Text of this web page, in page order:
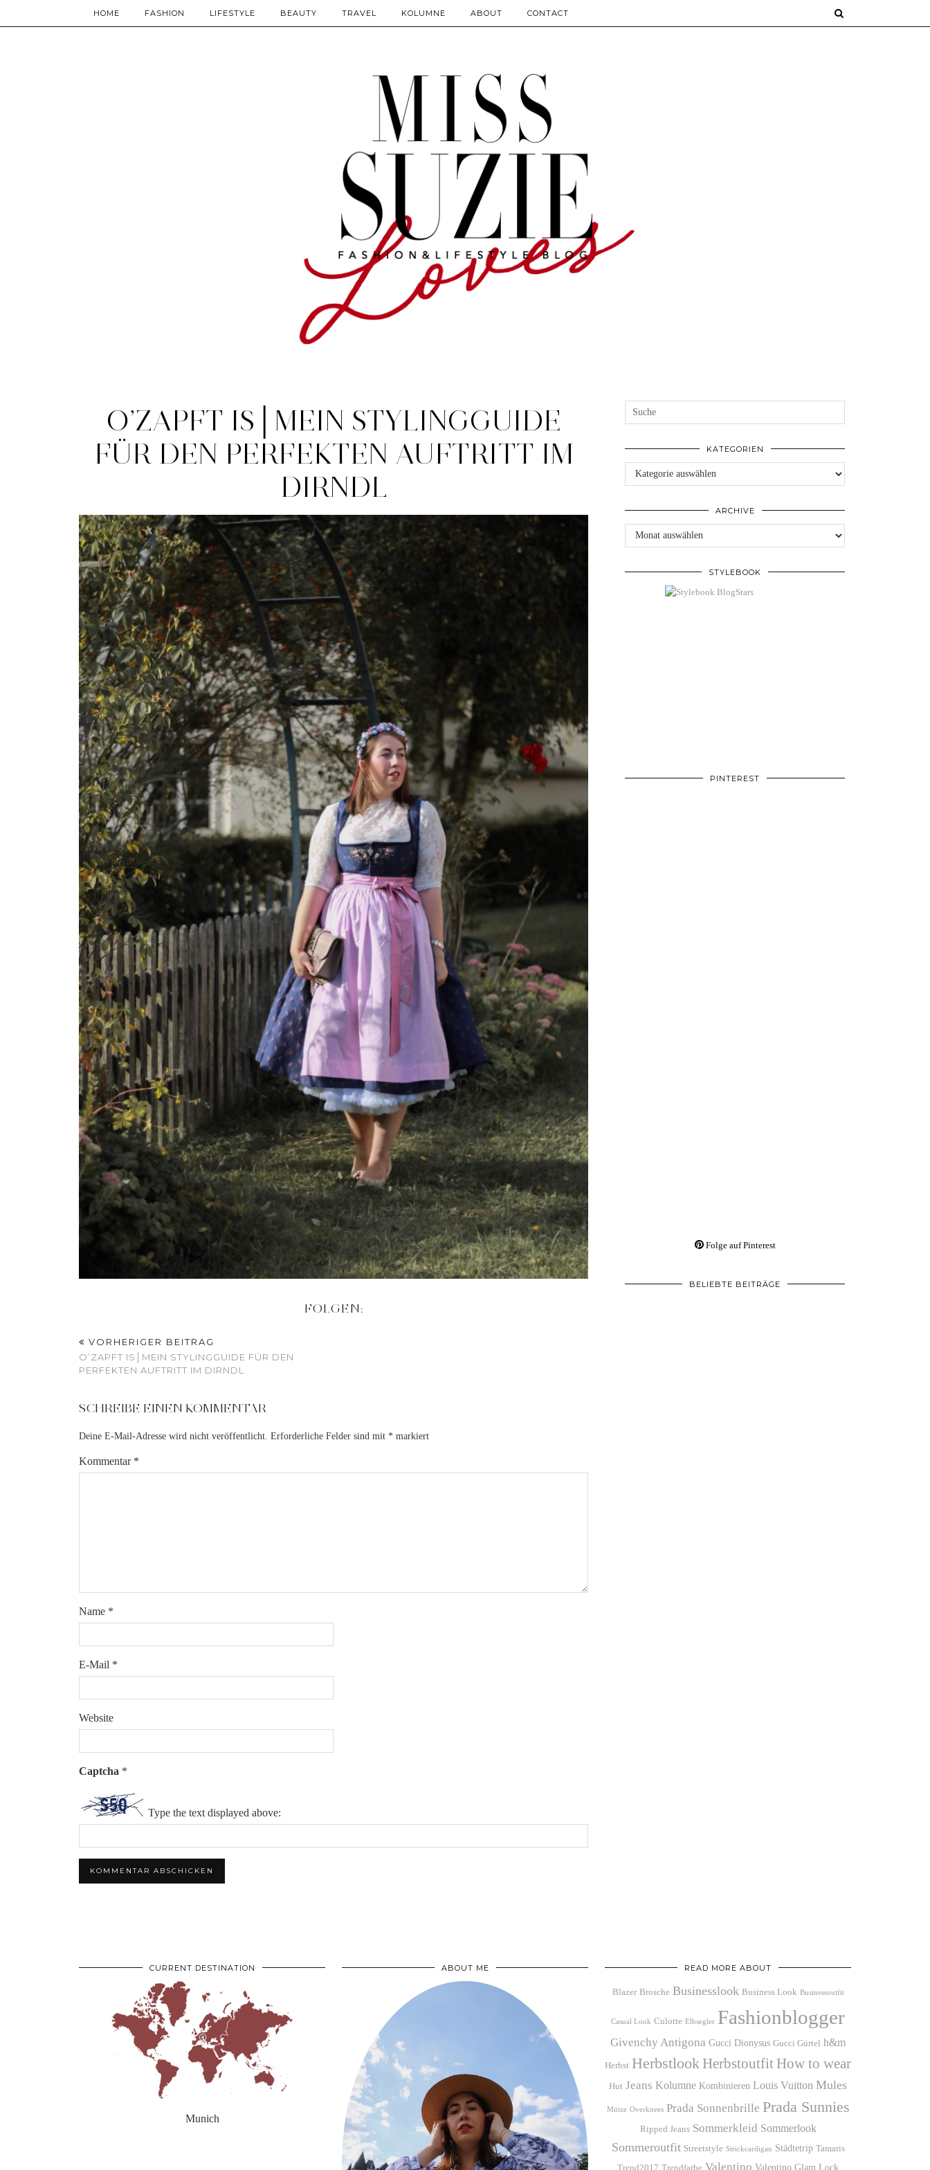
HOME FASHION LIFESTYLE BEAUTY TRAVEL KOLUMNE ABOUT CONTACT
O’ZAPFT IS│MEIN STYLINGGUIDE
FÜR DEN PERFEKTEN AUFTRITT IM
DIRNDL
FOLGEN:
VORHERIGER BEITRAG
O’ZAPFT IS│MEIN STYLINGGUIDE FÜR DEN
PERFEKTEN AUFTRITT IM DIRNDL
SCHREIBE EINEN KOMMENTAR
Deine E-Mail-Adresse wird nicht veröffentlicht. Erforderliche Felder sind mit * markiert
Kommentar *
Name *
E-Mail *
Website
Captcha *
Type the text displayed above:
KATEGORIEN
Kategorien
ARCHIVE
Archive
STYLEBOOK
PINTEREST
Folge auf Pinterest
BELIEBTE BEITRÄGE
CURRENT DESTINATION
Munich
ABOUT ME READ MORE ABOUT
Blazer Brosche Businesslook Business Look Businessoutfit
Casual Look Culotte Elbsegler Fashionblogger
Givenchy Antigona Gucci Dionysus Gucci Gürtel h&m
Herbst Herbstlook Herbstoutfit How to wear
Hut Jeans Kolumne Kombinieren Louis Vuitton Mules
Mütze Overknees Prada Sonnenbrille Prada Sunnies
Ripped Jeans Sommerkleid Sommerlook
Sommeroutfit Streetstyle Strickcardigan Städtetrip Tamaris
Valentino Valentino Glam Lock